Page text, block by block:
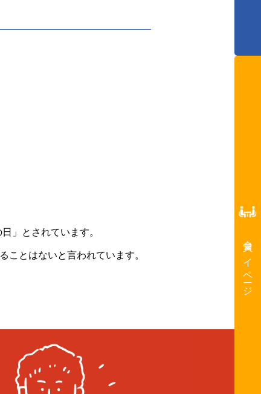
会員マイページ
」とされています。
ことはないと言われています。